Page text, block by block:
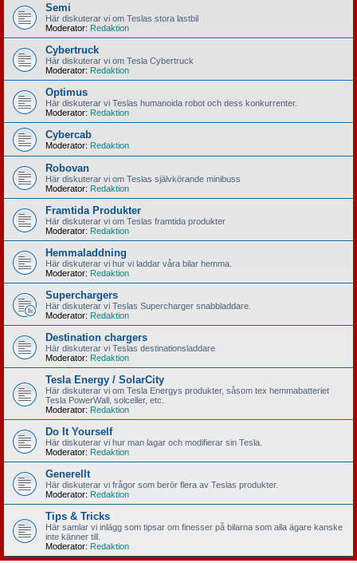
Semi
Här diskuterar vi om Teslas stora lastbil
Moderator: Redaktion
Cybertruck
Här diskuterar vi om Tesla Cybertruck
Moderator: Redaktion
Optimus
Här diskuterar vi Teslas humanoida robot och dess konkurrenter.
Moderator: Redaktion
Cybercab
Moderator: Redaktion
Robovan
Här diskuterar vi om Teslas självkörande minibuss
Moderator: Redaktion
Framtida Produkter
Här diskuterar vi om Teslas framtida produkter
Moderator: Redaktion
Hemmaladdning
Här diskuterar vi hur vi laddar våra bilar hemma.
Moderator: Redaktion
Superchargers
Här diskuterar vi Teslas Supercharger snabbladdare.
Moderator: Redaktion
Destination chargers
Här diskuterar vi Teslas destinationsladdare
Moderator: Redaktion
Tesla Energy / SolarCity
Här diskuterar vi om Tesla Energys produkter, såsom tex hemmabatteriet
Tesla PowerWall, solceller, etc.
Moderator: Redaktion
Do It Yourself
Här diskuterar vi hur man lagar och modifierar sin Tesla.
Moderator: Redaktion
Generellt
Här diskuterar vi frågor som berör flera av Teslas produkter.
Moderator: Redaktion
Tips & Tricks
Här samlar vi inlägg som tipsar om finesser på bilarna som alla ägare kanske
inte känner till.
Moderator: Redaktion